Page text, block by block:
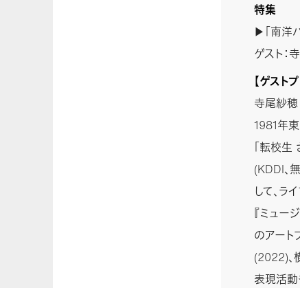
特集
▶「南洋
ゲスト：
【ゲスト
寺尾紗穂
1981年
「転校生
(KDDI、
して、ラ
『ミュー
のアート
(2022)、
表現活動